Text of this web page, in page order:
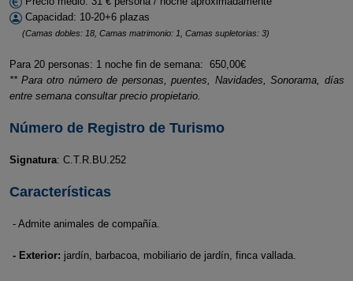
Capacidad: 10-20+6 plazas
(Camas dobles: 18, Camas matrimonio: 1, Camas supletorias: 3)
Para 20 personas: 1 noche fin de semana: 650,00€
** Para otro número de personas, puentes, Navidades, Sonorama, días
entre semana consultar precio propietario.
Número de Registro de Turismo
Signatura: C.T.R.BU.252
Características
- Admite animales de compañía.
- Exterior: jardín, barbacoa, mobiliario de jardín, finca vallada.